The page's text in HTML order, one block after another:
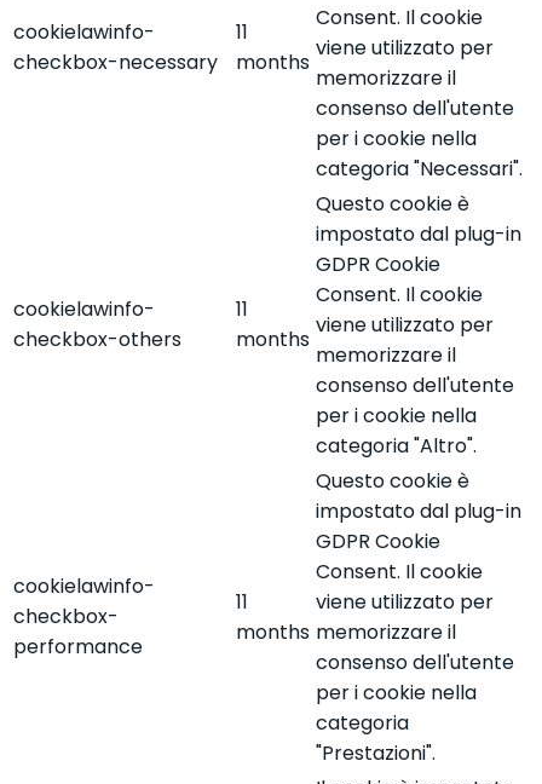
cookielawinfo-
checkbox-necessary
11
months
Consent. Il cookie
viene utilizzato per
memorizzare il
consenso dell'utente
per i cookie nella
categoria "Necessari".
cookielawinfo-
checkbox-others
11
months
Questo cookie è
impostato dal plug-in
GDPR Cookie
Consent. Il cookie
viene utilizzato per
memorizzare il
consenso dell'utente
per i cookie nella
categoria "Altro".
cookielawinfo-
checkbox-
performance
11
months
Questo cookie è
impostato dal plug-in
GDPR Cookie
Consent. Il cookie
viene utilizzato per
memorizzare il
consenso dell'utente
per i cookie nella
categoria
"Prestazioni".